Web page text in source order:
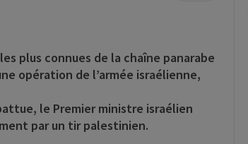
plus connues de la chaîne panarabe
opération de l’armée israélienne,
le Premier ministre israélien
par un tir palestinien.